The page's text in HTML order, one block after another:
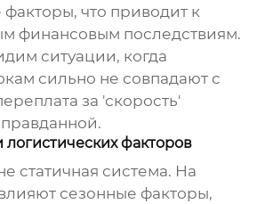
факторы, что приводит к
финансовым последствиям.
ситуации, когда
сильно не совпадают с
за 'скорость'
факторов
статичная система. На
сезонные факторы,